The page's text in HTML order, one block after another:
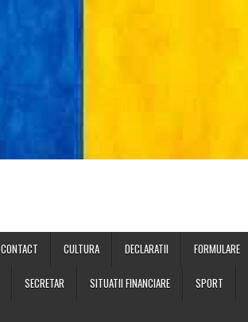
CONTACT CULTURA DECLARATII FORMULARE
SECRETAR SITUATII FINANCIARE SPORT